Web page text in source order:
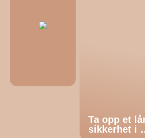
Ta opp et
sikkerhet i